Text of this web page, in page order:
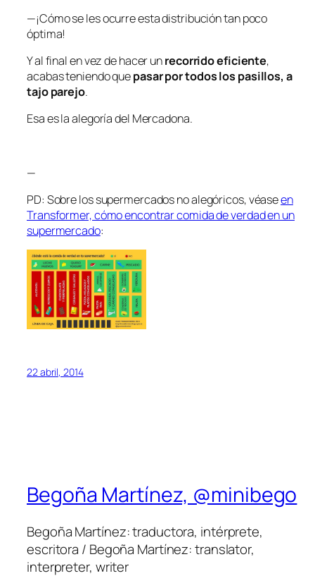
—¡Cómo se les ocurre esta distribución tan poco
óptima!
Y al final en vez de hacer unrecorrido eficiente,
acabas teniendo quepasar por todos los pasillos, a
tajo parejo.
Esa es la alegoría del Mercadona.
—
PD: Sobre los supermercados no alegóricos, véaseen
Transformer, cómo encontrar comida de verdad en un
supermercado:
22 abril, 2014
Begoña Martínez, @minibego
Begoña Martínez: traductora, intérprete,
escritora / Begoña Martínez: translator,
interpreter, writer